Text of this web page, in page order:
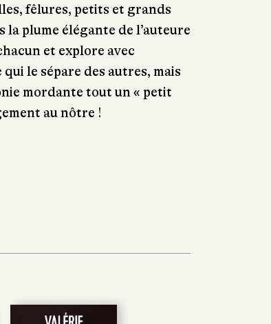
fêlures, petits et grands
la plume élégante de l’auteure
et explore avec
le sépare des autres, mais
mordante tout un « petit
au nôtre !